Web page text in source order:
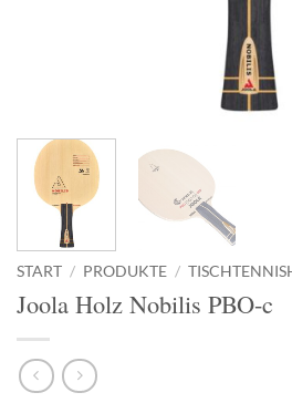
START / PRODUKTE /
Joola Holz Nobilis PBO-c